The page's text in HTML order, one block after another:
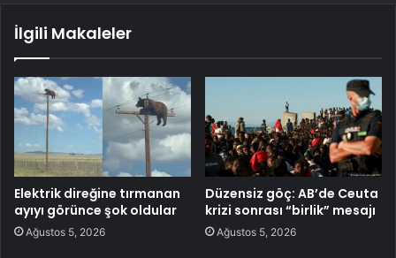
İlgili Makaleler
Elektrik direğine tırmanan
ayıyı görünce şok oldular
Ağustos 5, 2026
Düzensiz göç: AB’de Ceuta
krizi sonrası “birlik” mesajı
Ağustos 5, 2026